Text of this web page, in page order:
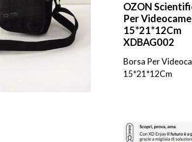
OZON
Per
15*21*12Cm
XDBAG002
Borsa Per
15*21*12Cm